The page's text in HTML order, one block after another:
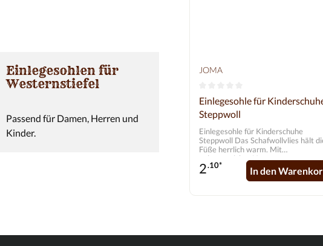
Einlegesohlen für
Westernstiefel
Passend für Damen, Herren und
Kinder.
JOMA
Durchschnittliche Bewertung
Einlegesohle für
Steppwoll
Einlegesohle für Kinderschuhe
Steppwoll Das Schafwollvlies hält die
Füße herrlich warm. Mit
polsterweicher Natur-
Latexschaumunterlage, rutschfest.
2.10* In den